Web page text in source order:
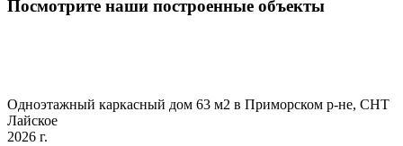
Посмотрите наши построенные объекты
Одноэтажный каркасный дом 63 м2 в Приморском р-не, СНТ
Лайское
2026 г.